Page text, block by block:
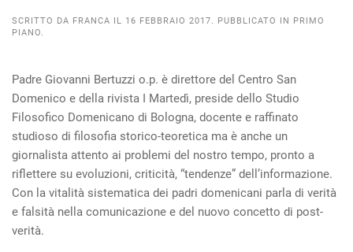
SCRITTO DA FRANCA IL 16 FEBBRAIO 2017. PUBBLICATO IN PRIMO
PIANO.
Padre Giovanni Bertuzzi o.p. è direttore del Centro San
Domenico e della rivista I Martedì, preside dello Studio
Filosofico Domenicano di Bologna, docente e raffinato
studioso di filosofia storico-teoretica ma è anche un
giornalista attento ai problemi del nostro tempo, pronto a
riflettere su evoluzioni, criticità, “tendenze” dell’informazione.
Con la vitalità sistematica dei padri domenicani parla di verità
e falsità nella comunicazione e del nuovo concetto di post-
verità.